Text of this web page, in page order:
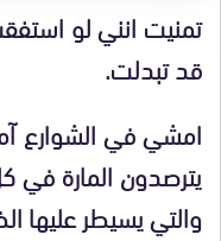
تمنيت انني لو
قد تبدلت.
امشي في الشوارع
يترصدون المارة في
والتي يسيطر عليها